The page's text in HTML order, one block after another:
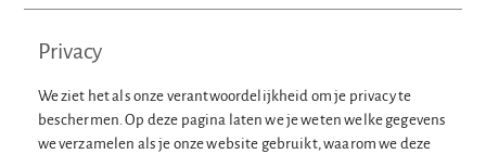
Privacy
We ziet het als onze verantwoordelijkheid om je privacy te
beschermen. Op deze pagina laten we je weten welke gegevens
we verzamelen als je onze website gebruikt, waarom we deze